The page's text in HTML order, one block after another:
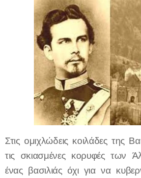
Στις ομιχλώδεις κοιλάδες της
τις σκιασμένες κορυφές των
ένας βασιλιάς όχι για να